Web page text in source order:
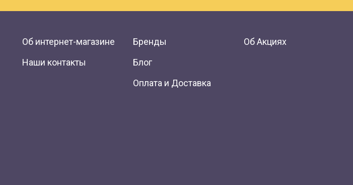
Об интернет-магазине
Наши контакты
Бренды
Блог
Оплата и Доставка
Об Акциях